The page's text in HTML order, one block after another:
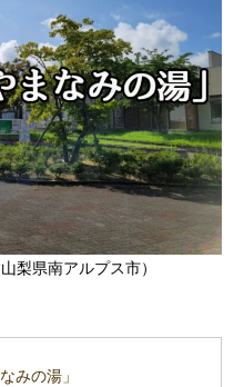
山梨県南アルプス市）
みの湯」